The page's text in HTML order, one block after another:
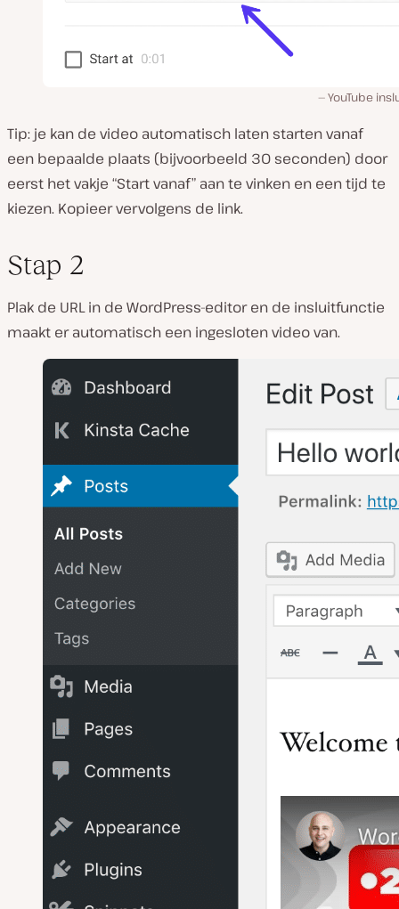
YouTube
Tip: je kan de video automatisch laten starten vanaf
een bepaalde plaats (bijvoorbeeld 30 seconden) door
eerst het vakje “Start vanaf” aan te vinken en een tijd te
kiezen. Kopieer vervolgens de link.
Stap 2
Plak de URL in de WordPress-editor en de insluitfunctie
maakt er automatisch een ingesloten video van.